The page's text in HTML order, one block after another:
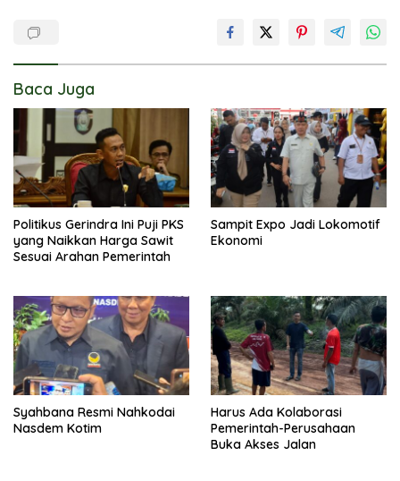
Baca Juga
Politikus Gerindra Ini Puji PKS
yang Naikkan Harga Sawit
Sesuai Arahan Pemerintah
Sampit Expo Jadi Lokomotif
Ekonomi
Syahbana Resmi Nahkodai
Nasdem Kotim
Harus Ada Kolaborasi
Pemerintah-Perusahaan
Buka Akses Jalan